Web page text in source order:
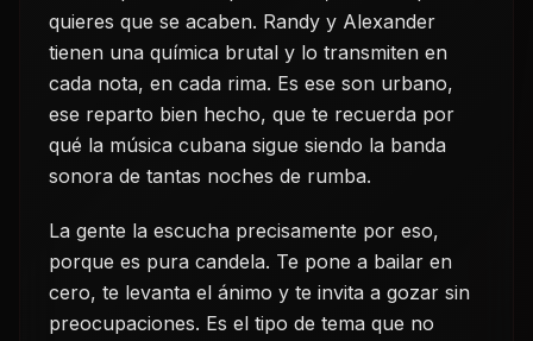
quieres que se acaben. Randy y Alexander
tienen una química brutal y lo transmiten en
cada nota, en cada rima. Es ese son urbano,
ese reparto bien hecho, que te recuerda por
qué la música cubana sigue siendo la banda
sonora de tantas noches de rumba.
La gente la escucha precisamente por eso,
porque es pura candela. Te pone a bailar en
cero, te levanta el ánimo y te invita a gozar sin
preocupaciones. Es el tipo de tema que no